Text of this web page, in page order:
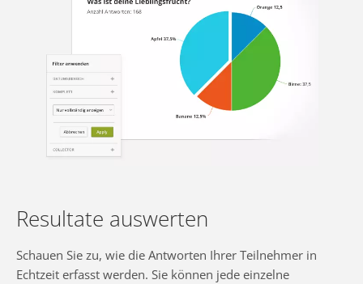
Resultate auswerten
Schauen Sie zu, wie die Antworten Ihrer Teilnehmer in
Echtzeit erfasst werden. Sie können jede einzelne